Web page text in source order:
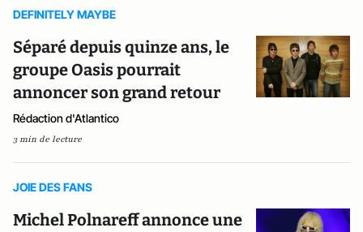
DEFINITELY MAYBE
Séparé depuis quinze ans, le
groupe Oasis pourrait
annoncer son grand retour
Rédaction d'Atlantico
3 min de lecture
JOIE DES FANS
Michel Polnareff annonce une